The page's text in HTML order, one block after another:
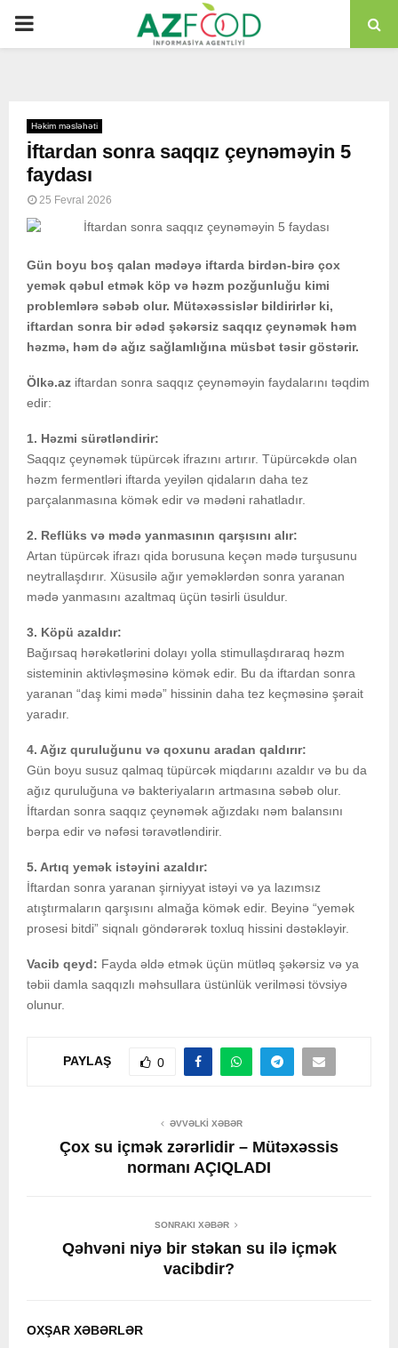
PRIMARY
Həkim məsləhəti
İftardan sonra saqqız çeynəməyin 5
faydası
25 Fevral 2026
Gün boyu boş qalan mədəyə iftarda birdən-birə çox
yemək qəbul etmək köp və həzm pozğunluğu kimi
problemlərə səbəb olur. Mütəxəssislər bildirirlər ki,
iftardan sonra bir ədəd şəkərsiz saqqız çeynəmək həm
həzmə, həm də ağız sağlamlığına müsbət təsir göstərir.
Ölkə.az iftardan sonra saqqız çeynəməyin faydalarını təqdim
edir:
1. Həzmi sürətləndirir:
Saqqız çeynəmək tüpürcək ifrazını artırır. Tüpürcəkdə olan
həzm fermentləri iftarda yeyilən qidaların daha tez
parçalanmasına kömək edir və mədəni rahatladır.
2. Reflüks və mədə yanmasının qarşısını alır:
Artan tüpürcək ifrazı qida borusuna keçən mədə turşusunu
neytrallaşdırır. Xüsusilə ağır yeməklərdən sonra yaranan
mədə yanmasını azaltmaq üçün təsirli üsuldur.
3. Köpü azaldır:
Bağırsaq hərəkətlərini dolayı yolla stimullaşdıraraq həzm
sisteminin aktivləşməsinə kömək edir. Bu da iftardan sonra
yaranan “daş kimi mədə” hissinin daha tez keçməsinə şərait
yaradır.
4. Ağız quruluğunu və qoxunu aradan qaldırır:
Gün boyu susuz qalmaq tüpürcək miqdarını azaldır və bu da
ağız quruluğuna və bakteriyaların artmasına səbəb olur.
İftardan sonra saqqız çeynəmək ağızdakı nəm balansını
bərpa edir və nəfəsi təravətləndirir.
5. Artıq yemək istəyini azaldır:
İftardan sonra yaranan şirniyyat istəyi və ya lazımsız
atıştırmaların qarşısını almağa kömək edir. Beyinə “yemək
prosesi bitdi” siqnalı göndərərək toxluq hissini dəstəkləyir.
Vacib qeyd: Fayda əldə etmək üçün mütləq şəkərsiz və ya
təbii damla saqqızlı məhsullara üstünlük verilməsi tövsiyə
olunur.
PAYLAŞ 0
ƏVVƏLKI XƏBƏR
Çox su içmək zərərlidir – Mütəxəssis
normanı AÇIQLADI
SONRAKI XƏBƏR
Qəhvəni niyə bir stəkan su ilə içmək
vacibdir?
OXŞAR XƏBƏRLƏR